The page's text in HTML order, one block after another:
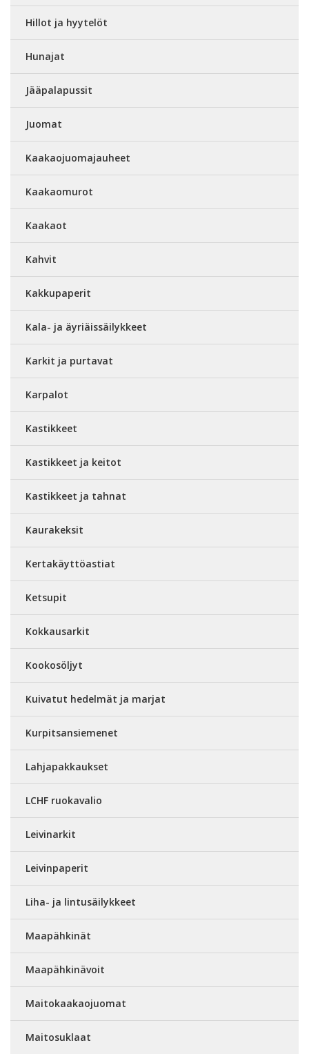
Hillot ja hyytelöt
Hunajat
Jääpalapussit
Juomat
Kaakaojuomajauheet
Kaakaomurot
Kaakaot
Kahvit
Kakkupaperit
Kala- ja äyriäissäilykkeet
Karkit ja purtavat
Karpalot
Kastikkeet
Kastikkeet ja keitot
Kastikkeet ja tahnat
Kaurakeksit
Kertakäyttöastiat
Ketsupit
Kokkausarkit
Kookosöljyt
Kuivatut hedelmät ja marjat
Kurpitsansiemenet
Lahjapakkaukset
LCHF ruokavalio
Leivinarkit
Leivinpaperit
Liha- ja lintusäilykkeet
Maapähkinät
Maapähkinävoit
Maitokaakaojuomat
Maitosuklaat